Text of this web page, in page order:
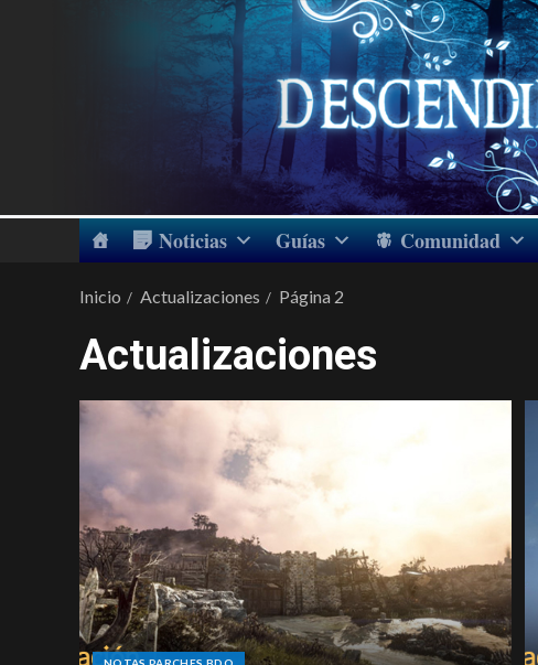
Noticias Guías Comunidad
Inicio Actualizaciones Página 2
Actualizaciones